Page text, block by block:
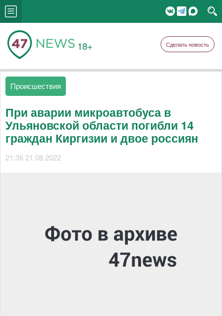
18+ Сделать новость
Происшествия
При аварии микроавтобуса в
Ульяновской области погибли 14
граждан Киргизии и двое россиян
21:36 21.08.2022